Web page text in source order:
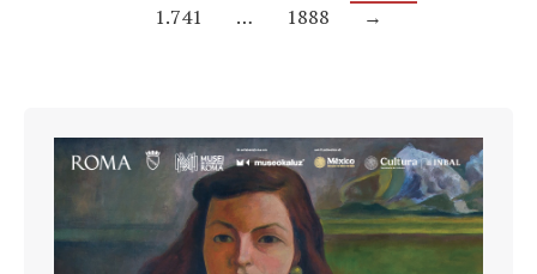
1.741
… 1888 →